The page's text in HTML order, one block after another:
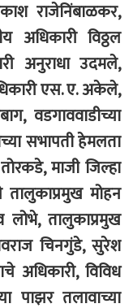
राजेनिंबाळकर,
अधिकारी विठ्ठल
अनुराधा उदमले,
एस. ए. अकेले,
वडगाववाडीच्या
सभापती हेमलता
माजी जिल्हा
मोहन
लोभे, तालुकाप्रमुख
चिनगुंडे, सुरेश
अधिकारी, विविध
पाझर तलावाच्या